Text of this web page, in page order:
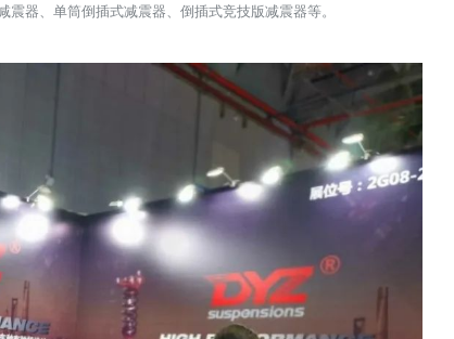
震器、单筒倒插式减震器、倒插式竞技版减震器等。